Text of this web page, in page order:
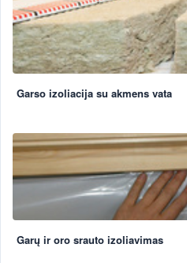
Garso izoliacija su akmens vata
Garų ir oro srauto izoliavimas